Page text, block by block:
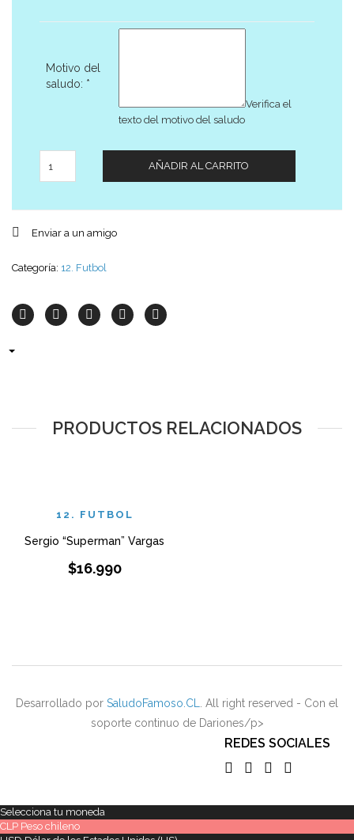
Motivo del
saludo: *
Verifica el
texto del motivo del saludo
AÑADIR AL CARRITO
Enviar a un amigo
Categoría: 12. Futbol
PRODUCTOS RELACIONADOS
12. FUTBOL
Sergio “Superman” Vargas
$16.990
Desarrollado por SaludoFamoso.CL
. All right reserved - Con el
soporte continuo de Dariones/p>
REDES SOCIALES
Selecciona tu moneda
CLP Peso chileno